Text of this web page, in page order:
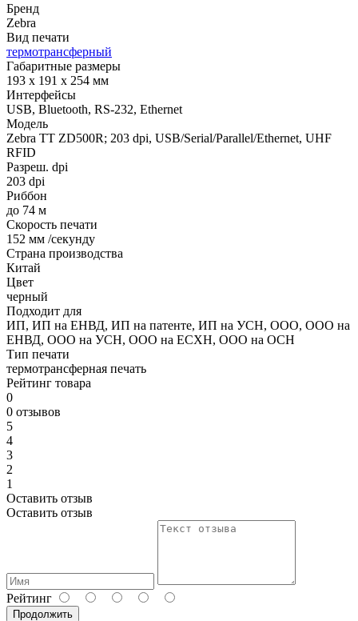
Бренд
Zebra
Вид печати
термотрансферный
Габаритные размеры
193 х 191 х 254 мм
Интерфейсы
USB, Bluetooth, RS-232, Ethernet
Модель
Zebra TT ZD500R; 203 dpi, USB/Serial/Parallel/Ethernet, UHF
RFID
Разреш. dpi
203 dpi
Риббон
до 74 м
Скорость печати
152 мм /секунду
Страна производства
Китай
Цвет
черный
Подходит для
ИП, ИП на ЕНВД, ИП на патенте, ИП на УСН, ООО, ООО на
ЕНВД, ООО на УСН, ООО на ЕСХН, ООО на ОСН
Тип печати
термотрансферная печать
Рейтинг товара
0
0 отзывов
5
4
3
2
1
Оставить отзыв
Оставить отзыв
Рейтинг
Продолжить